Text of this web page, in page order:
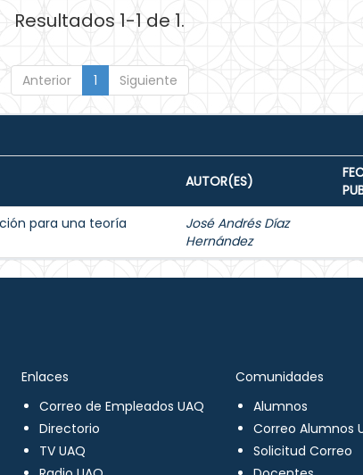
Resultados 1-1 de 1.
Anterior 1 Siguiente
AUTOR(ES)
para una teoría
José Andrés Díaz
Hernández
Enlaces
Correo de Empleados UAQ
Directorio
TV UAQ
Comunidades
Alumnos
Correo Alumnos
Solicitud Correo